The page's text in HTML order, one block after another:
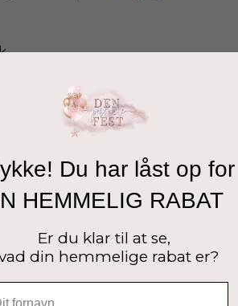
10-14)
Du har låst op for
HEMMELIG RABAT
Er du klar til at se,
din hemmelige rabat er?